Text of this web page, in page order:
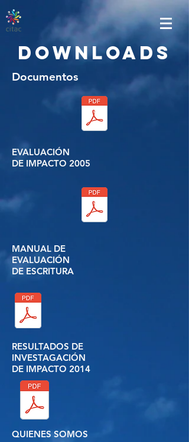
downloads
Documentos
EVALUACIÓN
DE IMPACTO 2005
MANUAL DE
EVALUACIÓN
DE ESCRITURA
RESULTADOS DE
INVESTAGACIÓN
DE IMPACTO 2014
QUIENES SOMOS